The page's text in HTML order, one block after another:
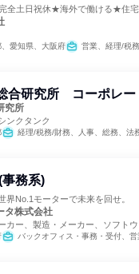
全土日祝休★海外で働ける★住宅
、愛知県、大阪府 営業、経理/税
合研究所 コーポレー
究所
ンクタンク
経理/税務/財務、人事、総務、法
務系)
界No.1モーターで未来を回せ。
タ株式会社
カー、製造・メーカー、ソフト
バックオフィス・事務・受付、営業、SCM/